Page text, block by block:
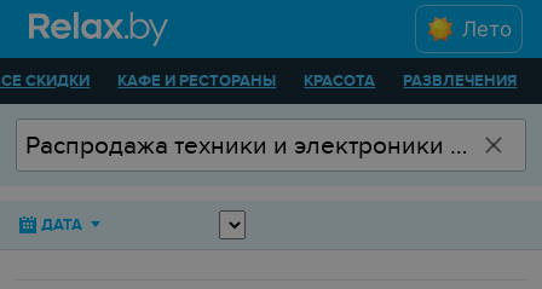
Лето
СКИДКИ КАФЕ И РЕСТОРАНЫ КРАСОТА РАЗВЛЕЧЕНИЯ
ДАТА